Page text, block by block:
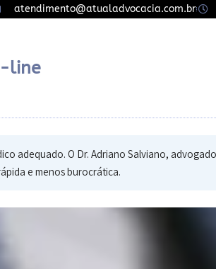
atendimento@atualadvocacia.com.br
line
adequado. O Dr. Adriano Salviano,
e menos burocrática.